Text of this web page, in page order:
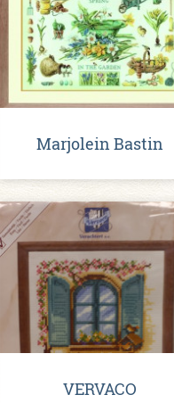
Marjolein Bastin
VERVACO